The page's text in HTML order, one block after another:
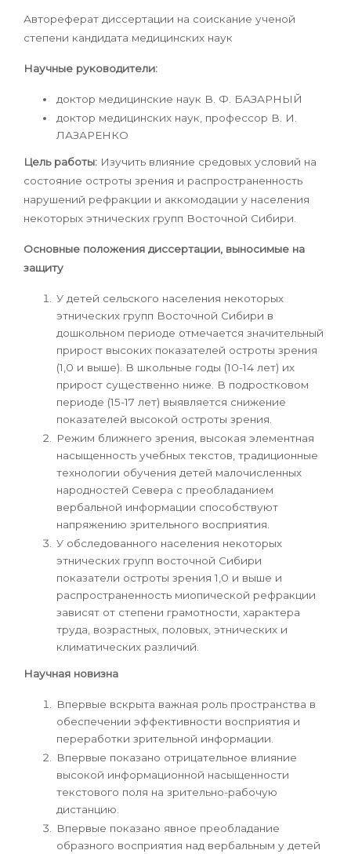
Автореферат диссертации на соискание ученой
степени кандидата медицинских наук
Научные руководители:
доктор медицинские наук В. Ф. БАЗАРНЫЙ
доктор медицинских наук, профессор В. И.
ЛАЗАРЕНКО
Цель работы: Изучить влияние средовых условий на
состояние остроты зрения и распространенность
нарушений рефракции и аккомодации у населе­ния
некоторых этнических групп Восточной Сибири.
Основные положения диссертации, выносимые на
защиту
У детей сельского населения некоторых
этнических групп Вос­точной Сибири в
дошкольном периоде отмечается значительный
при­рост высоких показателей остроты зрения
(1,0 и выше). В школьные годы (10-14 лет) их
прирост существенно ниже. В подростковом
пери­оде (15-17 лет) выявляется снижение
показателей высокой остроты зрения.
Режим ближнего зрения, высокая элементная
насыщенность учебных текстов, традиционные
технологии обучения детей малочислен­ных
народностей Севера с преобладанием
вербальной информации спо­собствуют
напряжению зрительного восприятия.
У обследованного населения некоторых
этнических групп восточной Сибири
показатели остроты зрения 1,0 и выше и
распространенность миопической рефракции
зависят от степени грамотности, характера
труда, возрастных, половых, этнических и
климатических раз­личий.
Научная новизна
Впервые вскрыта важная роль пространства в
обеспечении эффективности восприятия и
переработки зрительной информации.
Впервые показано отрицательное влияние
высокой информационной насыщенности
текстового поля на зрительно-рабочую
дистанцию.
Впервые показано явное преобладание
образного восприятия над вербальным у детей